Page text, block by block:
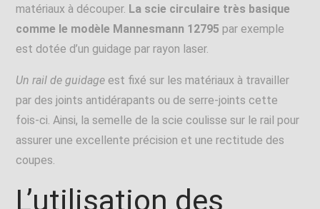
matériaux à découper. La scie circulaire très basique
comme le modèle Mannesmann 12795 par exemple
est dotée d’un guidage par rayon laser.
Un rail de guidage est fixé sur les matériaux à travailler
par des joints antidérapants ou de serre-joints cette
fois-ci. Ainsi, la semelle de la scie coulisse sur le rail pour
assurer une excellente précision et une rectitude des
coupes.
L’utilisation des